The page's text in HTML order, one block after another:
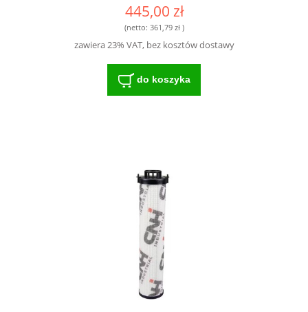
HF6547 - WH1257/5 DO MASZYN
ROLNICZYCH
445,00 zł
(netto: 361,79 zł)
zawiera 23% VAT, bez kosztów dostawy
do koszyka